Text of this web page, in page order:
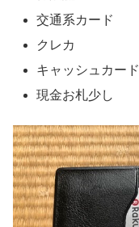
交通系カード
クレカ
キャッシュカード
現金お札少し